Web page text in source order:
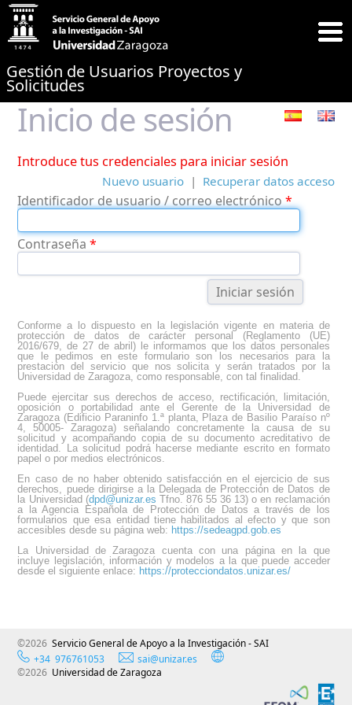
Gestión de Usuarios Proyectos y
Solicitudes
Inicio de sesión
Introduce tus credenciales para iniciar sesión
Nuevo usuario| Recuperar datos acceso
Identificador de usuario / correo electrónico*
Contraseña *
Conforme a lo dispuesto en la legislación vigente en materia de
protección de datos de carácter personal (Reglamento (UE)
2016/679, de 27 de abril) le informamos que los datos personales
que le pedimos en este formulario son los necesarios para la
prestación del servicio que nos solicita y serán tratados por la
Universidad de Zaragoza, como responsable, con tal finalidad.
Puede ejercitar sus derechos de acceso, rectificación, limitación,
oposición o portabilidad ante el Gerente de la Universidad de
Zaragoza (Edificio Paraninfo 1.ª planta, Plaza de Basilio Paraíso nº
4, 50005- Zaragoza) señalando concretamente la causa de su
solicitud y acompañando copia de su documento acreditativo de
identidad. La solicitud podrá hacerse mediante escrito en formato
papel o por medios electrónicos.
En caso de no haber obtenido satisfacción en el ejercicio de sus
derechos, puede dirigirse a la Delegada de Protección de Datos de
la Universidad (dpd@unizar.es Tfno. 876 55 36 13) o en reclamación
a la Agencia Española de Protección de Datos a través de los
formularios que esa entidad tiene habilitados al efecto y que son
accesibles desde su página web: https://sedeagpd.gob.es
La Universidad de Zaragoza cuenta con una página en la que
incluye legislación, información y modelos a la que puede acceder
desde el siguiente enlace: https://protecciondatos.unizar.es/
©2026Servicio General de Apoyo a la Investigación - SAI
+34 976761053
sai@unizar.es
©2026 Universidad de Zaragoza